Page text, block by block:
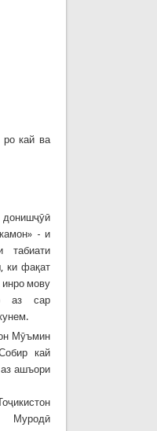
кай ва
донишҷӯӣ
- и
табиати
ки фақат
мову
аз сар
Мӯъмин
кай
ашъори
Муродӣ